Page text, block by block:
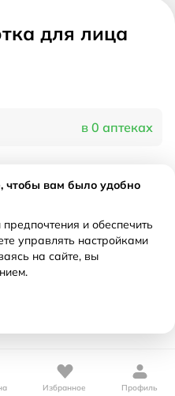
для лица
в 0 аптеках
Не требуется
Избранное Профиль
чтобы вам было удобно
и обеспечить
управлять настройками
на сайте, вы